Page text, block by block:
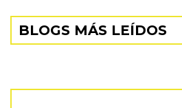
BLOGS MÁS LEÍDOS